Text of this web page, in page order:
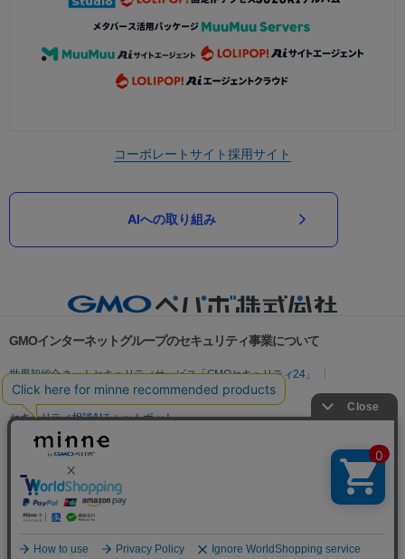
コーポレートサイト採用サイト
AIへの取り組み
GMOインターネットグループのセキュリティ事業について
世界初総合ネットセキュリティサービス「GMOセキュリティ24」
パスワード漏洩診断
Webサイトリスク診断
セキュリティ相談AIチャットボット
実在証明・盗聴対策
サイバー攻撃対策（GMO Flatt Security）
セキュリティ事業の軌跡